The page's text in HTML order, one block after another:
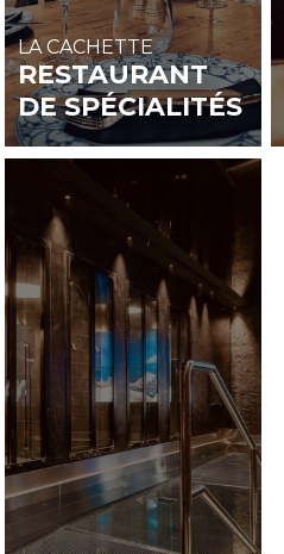
LA CACHETTE
RESTAURANT
DE SPÉCIALITÉS